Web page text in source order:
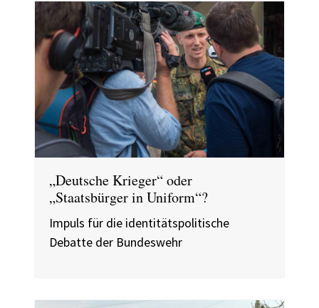
„Deutsche Krieger“ oder
„Staatsbürger in Uniform“?
Impuls für die identitätspolitische
Debatte der Bundeswehr